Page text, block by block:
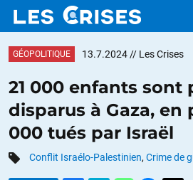
DOSSIERS
CATÉGORIES
GÉOPOLITIQUE 13.7.2024 // Les Crises
21 000 enfants sont
disparus à Gaza, en
000 tués par Israël
Conflit Israélo-Palestinien, Crime de